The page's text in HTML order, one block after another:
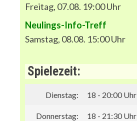
Freitag, 07.08. 19:00 Uhr
Neulings-Info-Treff
Samstag, 08.08. 15:00 Uhr
Spielezeit:
Dienstag: 18 - 20:00 Uhr
Donnerstag: 18 - 21:30 Uhr